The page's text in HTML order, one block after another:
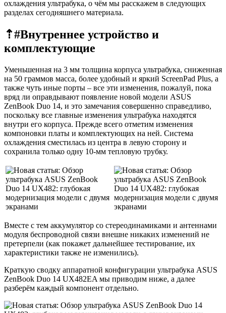
охлаждения ультрабука, о чём мы расскажем в следующих
разделах сегодняшнего материала.
⇡#Внутреннее устройство и
комплектующие
Уменьшенная на 3 мм толщина корпуса ультрабука, сниженная
на 50 граммов масса, более удобный и яркий ScreenPad Plus, а
также чуть иные порты – все эти изменения, пожалуй, пока
вряд ли оправдывают появление новой модели ASUS
ZenBook Duo 14, и это замечания совершенно справедливо,
поскольку все главные изменения ультрабука находятся
внутри его корпуса. Прежде всего отметим изменения
компоновки платы и комплектующих на ней. Система
охлаждения сместилась из центра в левую сторону и
сохранила только одну 10-мм тепловую трубку.
Вместе с тем аккумулятор со стереодинамиками и антеннами
модуля беспроводной связи внешне никаких изменений не
претерпели (как покажет дальнейшее тестирование, их
характеристики также не изменились).
Краткую сводку аппаратной конфигурации ультрабука ASUS
ZenBook Duo 14 UX482EA мы приводим ниже, а далее
разберём каждый компонент отдельно.